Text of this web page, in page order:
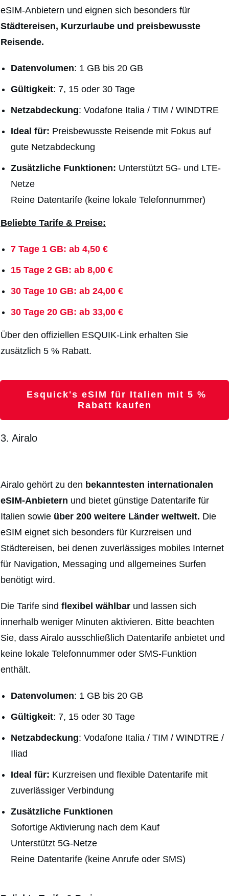
eSIM-Anbietern und eignen sich besonders für
Städtereisen, Kurzurlaube und preisbewusste
Reisende.
Datenvolumen: 1 GB bis 20 GB
Gültigkeit: 7, 15 oder 30 Tage
Netzabdeckung: Vodafone Italia / TIM / WINDTRE
Ideal für: Preisbewusste Reisende mit Fokus auf
gute Netzabdeckung
Zusätzliche Funktionen: Unterstützt 5G- und LTE-
Netze
Reine Datentarife (keine lokale Telefonnummer)
Beliebte Tarife & Preise:
7 Tage 1 GB: ab 4,50 €
15 Tage 2 GB: ab 8,00 €
30 Tage 10 GB: ab 24,00 €
30 Tage 20 GB: ab 33,00 €
Über den offiziellen ESQUIK-Link erhalten Sie
zusätzlich 5 % Rabatt.
Esquick's eSIM für Italien mit 5 %
Rabatt kaufen
3. Airalo
Airalo gehört zu den bekanntesten internationalen
eSIM-Anbietern und bietet günstige Datentarife für
Italien sowie über 200 weitere Länder weltweit. Die
eSIM eignet sich besonders für Kurzreisen und
Städtereisen, bei denen zuverlässiges mobiles Internet
für Navigation, Messaging und allgemeines Surfen
benötigt wird.
Die Tarife sind flexibel wählbar und lassen sich
innerhalb weniger Minuten aktivieren. Bitte beachten
Sie, dass Airalo ausschließlich Datentarife anbietet und
keine lokale Telefonnummer oder SMS-Funktion
enthält.
Datenvolumen: 1 GB bis 20 GB
Gültigkeit: 7, 15 oder 30 Tage
Netzabdeckung: Vodafone Italia / TIM / WINDTRE /
Iliad
Ideal für: Kurzreisen und flexible Datentarife mit
zuverlässiger Verbindung
Zusätzliche Funktionen
Sofortige Aktivierung nach dem Kauf
Unterstützt 5G-Netze
Reine Datentarife (keine Anrufe oder SMS)